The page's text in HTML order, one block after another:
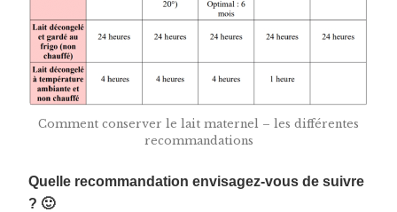
Comment conserver le lait maternel – les différentes
recommandations
Quelle recommandation envisagez-vous de suivre
? 🙂